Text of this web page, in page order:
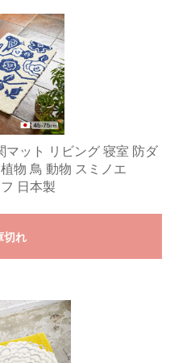
マット リビング 寝室 防ダ
物 鳥 動物 スミノエ
日本製
切れ